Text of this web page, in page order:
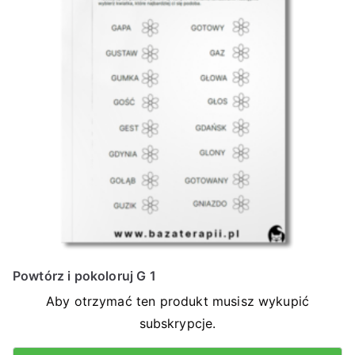
Powtórz i pokoloruj G 1
Aby otrzymać ten produkt musisz wykupić
subskrypcje.